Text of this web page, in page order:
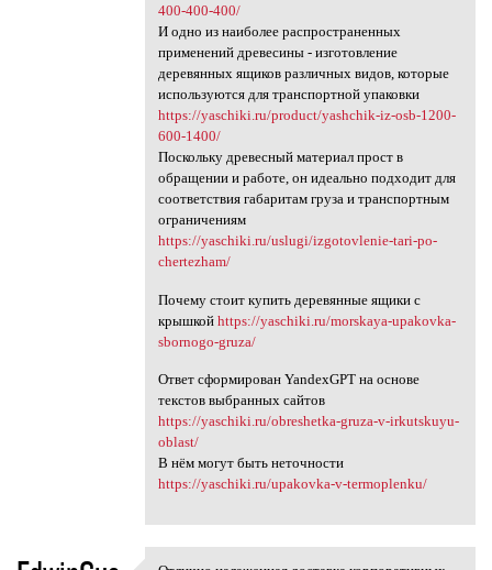
400-400-400/
И одно из наиболее распространенных
применений древесины - изготовление
деревянных ящиков различных видов, которые
используются для транспортной упаковки
https://yaschiki.ru/product/yashchik-iz-osb-1200-
600-1400/
Поскольку древесный материал прост в
обращении и работе, он идеально подходит для
соответствия габаритам груза и транспортным
ограничениям
https://yaschiki.ru/uslugi/izgotovlenie-tari-po-
chertezham/
Почему стоит купить деревянные ящики с
крышкой https://yaschiki.ru/morskaya-upakovka-
sbornogo-gruza/
Ответ сформирован YandexGPT на основе
текстов выбранных сайтов
https://yaschiki.ru/obreshetka-gruza-v-irkutskuyu-
oblast/
В нём могут быть неточности
https://yaschiki.ru/upakovka-v-termoplenku/